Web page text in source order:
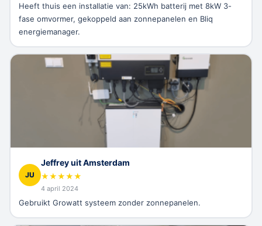
Heeft thuis een installatie van: 25kWh batterij met 8kW 3-
fase omvormer, gekoppeld aan zonnepanelen en Bliq
energiemanager.
JU
Jeffrey uit Amsterdam
★★★★★
4 april 2024
Gebruikt Growatt systeem zonder zonnepanelen.